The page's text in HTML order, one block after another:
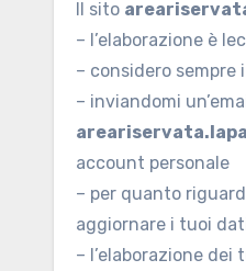
Il sito
– l’elaborazione è
– considero
– inviandomi
account personale
– per quanto
aggiornare i tuoi
– l’elaborazione